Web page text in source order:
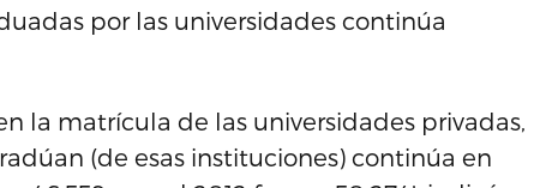
por las universidades continúa
la matrícula de las universidades privadas,
(de esas instituciones) continúa en